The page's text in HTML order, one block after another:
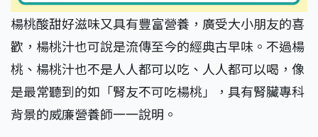
楊桃酸甜好滋味又具有豐富營養，廣受大小朋友的喜
歡，楊桃汁也可說是流傳至今的經典古早味。不過楊
桃、楊桃汁也不是人人都可以吃、人人都可以喝，像
是最常聽到的如「腎友不可吃楊桃」，具有腎臟專科
背景的威廉營養師一一說明。